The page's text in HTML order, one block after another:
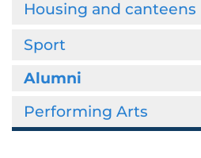
Housing and canteens
Sport
Alumni
Performing Arts